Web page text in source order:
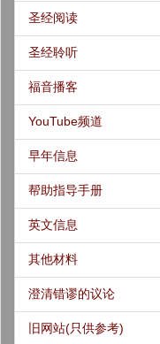
圣经阅读
圣经聆听
福音播客
YouTube频道
早年信息
帮助指导手册
英文信息
其他材料
澄清错谬的议论
旧网站(只供参考)